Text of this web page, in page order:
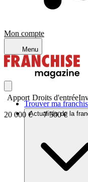
Mon compte
Menu
Trouver ma
Actualités de la
Apport
20 000 €
Droits d'entrée
7 500 €